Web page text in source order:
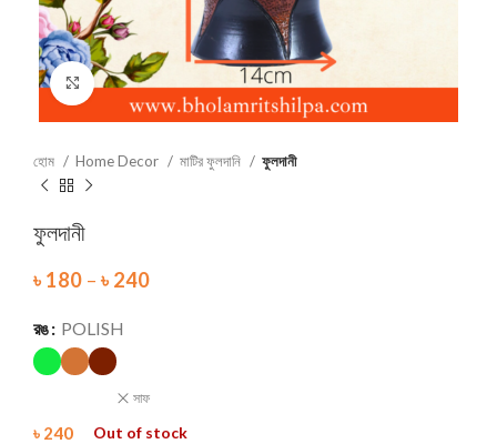
Click to enlarge
হোম Home Decor মাটির ফুলদানি ফুলদানী
ফুলদানী
৳ 180 – ৳ 240
রঙ POLISH
সাফ
৳ 240 Out of stock